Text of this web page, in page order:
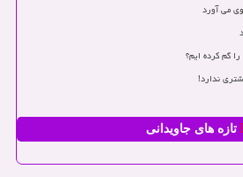
می آورد
گم کرده ایم؟
تازه های جاویدانی